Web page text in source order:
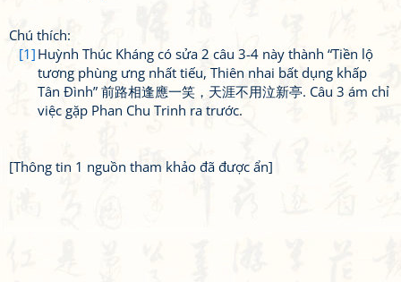
Chú thích:
[1] Huỳnh Thúc Kháng có sửa 2 câu 3-4 này thành “Tiền lộ
tương phùng ưng nhất tiếu, Thiên nhai bất dụng khấp
Tân Đình” 前路相逢應一笑，天涯不用泣新亭. Câu 3 ám chỉ
việc gặp Phan Chu Trinh ra trước.
[Thông tin 1 nguồn tham khảo đã được ẩn]